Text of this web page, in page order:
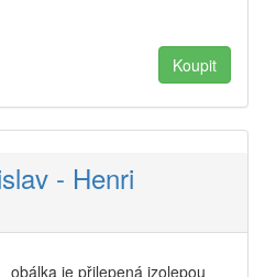
- Henri
obálka je přilepená izolepou